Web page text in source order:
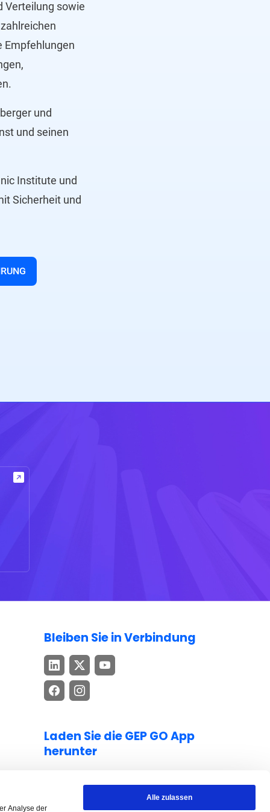
Analyse der
Alle zulassen
Verteilung sowie
Empfehlungen
und
und seinen
Institute und
Sicherheit und
Bleiben Sie in Verbindung
Laden Sie die GEP GO App
herunter
Laufenden – jederzeit und überall.